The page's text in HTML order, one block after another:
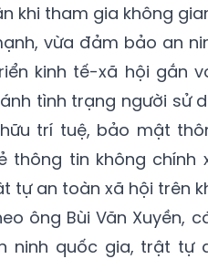
khi tham gia không
vừa đảm bảo an
kinh tế-xã hội gắn
tình trạng người sử
trí tuệ, bảo mật
thông tin không chính
tự an toàn xã hội trên
ông Bùi Văn Xuyền,
ninh quốc gia, trật tự